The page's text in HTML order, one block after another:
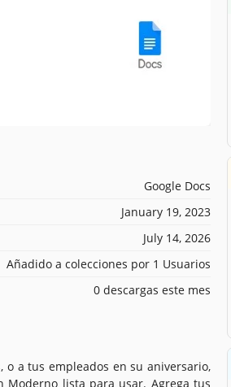
Google Docs
January 19, 2023
July 14, 2026
Añadido a colecciones por 1 Usuarios
0 descargas este mes
o a tus empleados en su aniversario,
lista para usar. Agrega tus